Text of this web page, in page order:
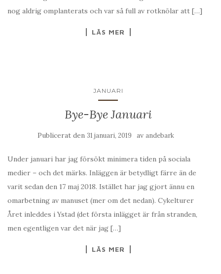
nog aldrig omplanterats och var så full av rotknölar att […]
LÄS MER
JANUARI
Bye-Bye Januari
Publicerat den 31 januari, 2019 av andebark
Under januari har jag försökt minimera tiden på sociala
medier – och det märks. Inläggen är betydligt färre än de
varit sedan den 17 maj 2018. Istället har jag gjort ännu en
omarbetning av manuset (mer om det nedan). Cykelturer
Året inleddes i Ystad (det första inlägget är från stranden,
men egentligen var det när jag […]
LÄS MER